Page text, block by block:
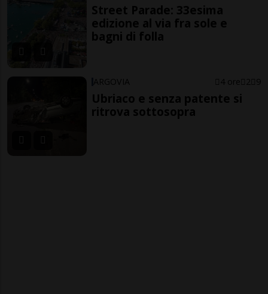
Street Parade: 33esima
edizione al via fra sole e
bagni di folla
ARGOVIA 4 ore 2 9
Ubriaco e senza patente si
ritrova sottosopra